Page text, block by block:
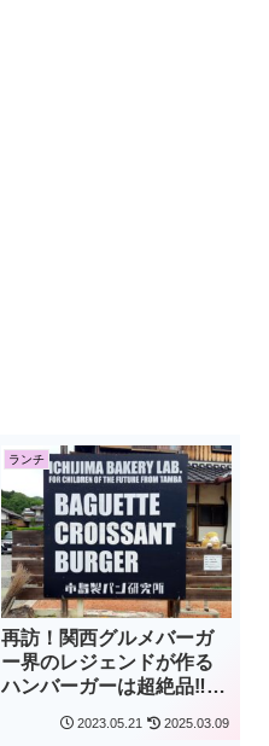
ランチ
再訪！関西グルメバーガ
ー界のレジェンドが作る
ハンバーガーは超絶品‼
2023.05.21 2025.03.09